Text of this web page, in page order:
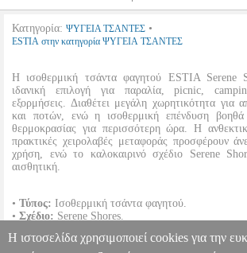
Κατηγορία: ΨΥΓΕΙΑ ΤΣΑΝΤΕΣ •
ESTIA στην κατηγορία ΨΥΓΕΙΑ ΤΣΑΝΤΕΣ
Η ισοθερμική τσάντα φαγητού ESTIA Serene
ιδανική επιλογή για παραλία, picnic,
εξορμήσεις. Διαθέτει μεγάλη χωρητικότητα για
και ποτών, ενώ η ισοθερμική επένδυση
θερμοκρασίας για περισσότερη ώρα. Η
πρακτικές χειρολαβές μεταφοράς προσφέρουν
χρήση, ενώ το καλοκαιρινό σχέδιο Serene
αισθητική.
• Τύπος: Ισοθερμική τσάντα φαγητού.
• Σχέδιο: Serene Shores.
• Διαστάσεις:45x20x33cm.
Η ιστοσελίδα χρησιμοποιεί cookies για την